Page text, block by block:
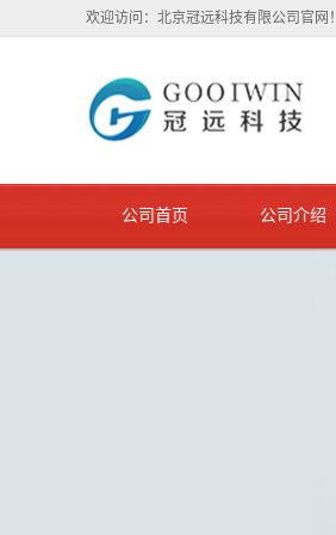
欢迎访问：北京冠远科技有限公司官网！
公司首页 公司介绍